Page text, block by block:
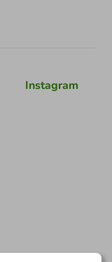
Instagram